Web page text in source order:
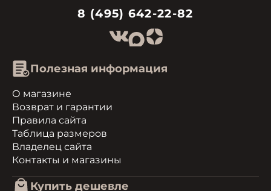
8 (495) 642-22-82
Полезная информация
О магазине
Возврат и гарантии
Правила сайта
Таблица размеров
Владелец сайта
Контакты и магазины
Купить дешевле